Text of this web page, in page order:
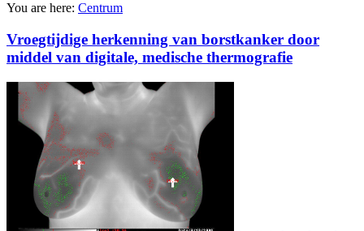
You are here: Centrum
Vroegtijdige herkenning van borstkanker door
middel van digitale, medische thermografie